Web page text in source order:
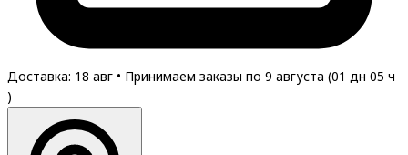
Доставка: 18 авг • Принимаем заказы по 9 августа (01 дн 05 ч
)